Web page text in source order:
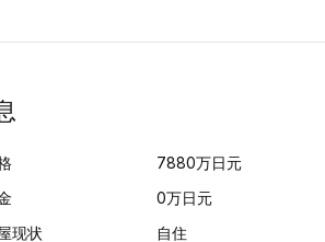
7880万日元
0万日元
现状
自住